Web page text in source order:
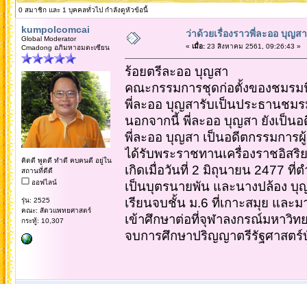
0 สมาชิก และ 1 บุคคลทั่วไป กำลังดูหัวข้อนี้
kumpolcomcai
Global Moderator
Cmadong อภิมหาอมตะเซียน
คิดดี พูดดี ทำดี คบคนดี อยู่ใน
สถานที่ดีดี
ออฟไลน์
รุ่น: 2525
คณะ: สัตวแพทยศาสตร์
กระทู้: 10,307
ว่าด้วยเรื่องราวพี่ละออ บุญสา
« เมื่อ:23 สิงหาคม 2561, 09:26:43 »
ร้อยตรีละออ บุญสา
คณะกรรมการชุดก่อตั้งของชมร
พี่ละออ บุญสารับเป็นประธานชม
นอกจากนี้ พี่ละออ บุญสา ยังเป็น
พี่ละออ บุญสา เป็นอดีตกรรมการ
ได้รับพระราชทานเครื่องราชอิส
เกิดเมื่อวันที่ 2 มิถุนายน 2477 ที่
เป็นบุตรนายพัน และนางปล้อง บุ
เรียนจบชั้น ม.6 ที่เกาะสมุย และ
เข้าศึกษาต่อที่จุฬาลงกรณ์มหาวิ
จบการศึกษาปริญญาตรีรัฐศาสต